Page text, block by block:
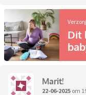
Dit
Marit!
22-06-2025 om